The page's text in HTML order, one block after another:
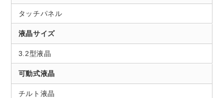
タッチパネル
液晶サイズ
3.2型液晶
可動式液晶
チルト液晶